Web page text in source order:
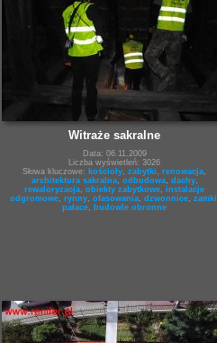
Witraże sakralne
Data: 06.11.2009
Liczba wyświetleń: 3026
Słowa kluczowe: kościoły zabytki renowacja
architektura sakralna, odbudowa, dachy,
rewaloryzacja obiekty zabytkowe instalacje
odgromowe, rynny, ofasowania, dzwonnice, zamki
pałace
budowle obronne